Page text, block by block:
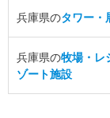
兵庫県のタワー・
兵庫県の牧場・レ
ゾート施設